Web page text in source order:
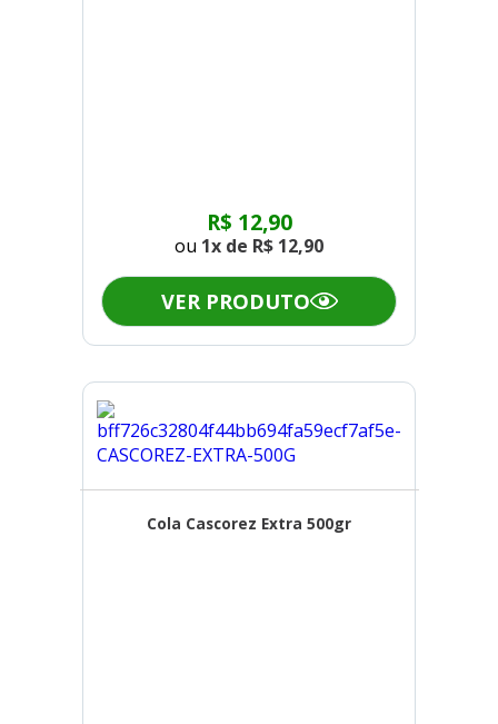
R$ 12,90
ou 1x de R$ 12,90
VER PRODUTO
Cola Cascorez Extra 500gr